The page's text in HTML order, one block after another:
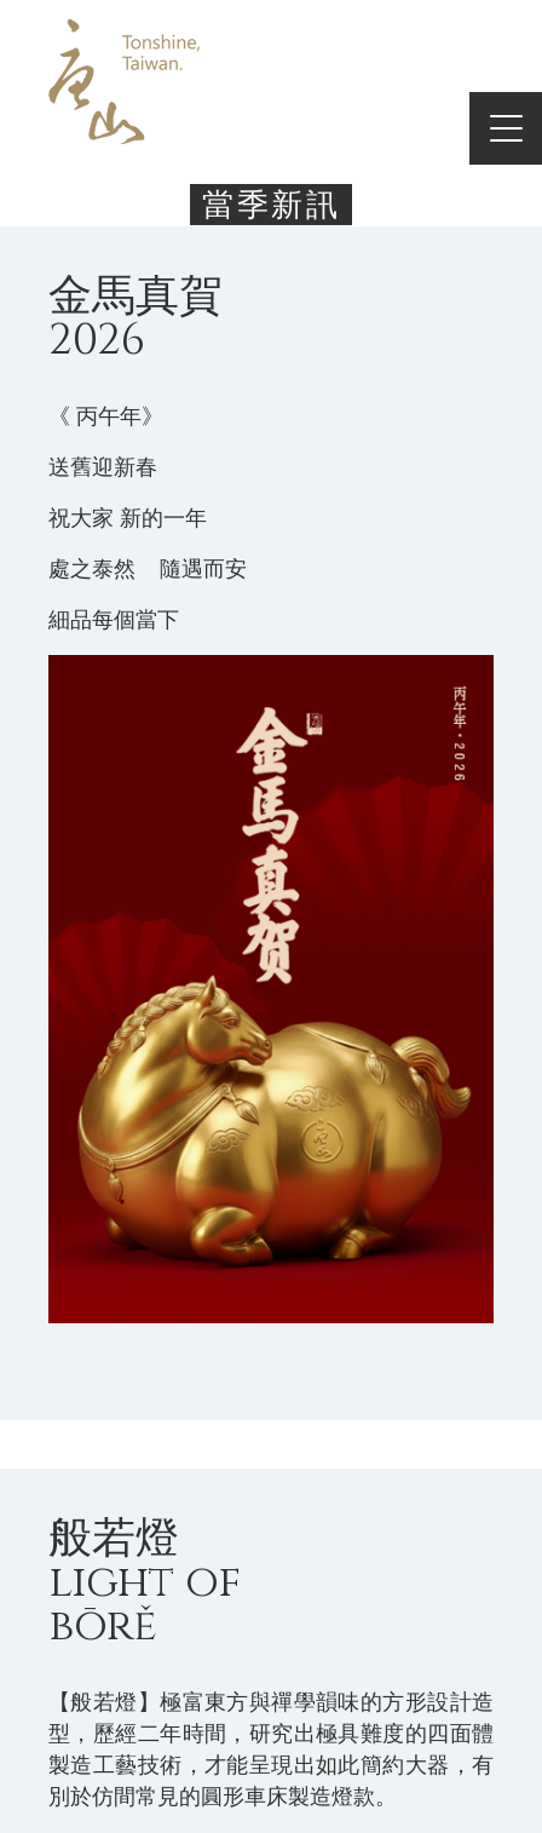
當季新訊
金馬真賀
2026
《 丙午年》
送舊迎新春
祝大家 新的一年
處之泰然 隨遇而安
細品每個當下
般若燈
light of
bōrě
【般若燈】極富東方與禪學韻味的方形設計造
型，歷經二年時間，研究出極具難度的四面體
製造工藝技術，才能呈現出如此簡約大器，有
別於仿間常見的圓形車床製造燈款。